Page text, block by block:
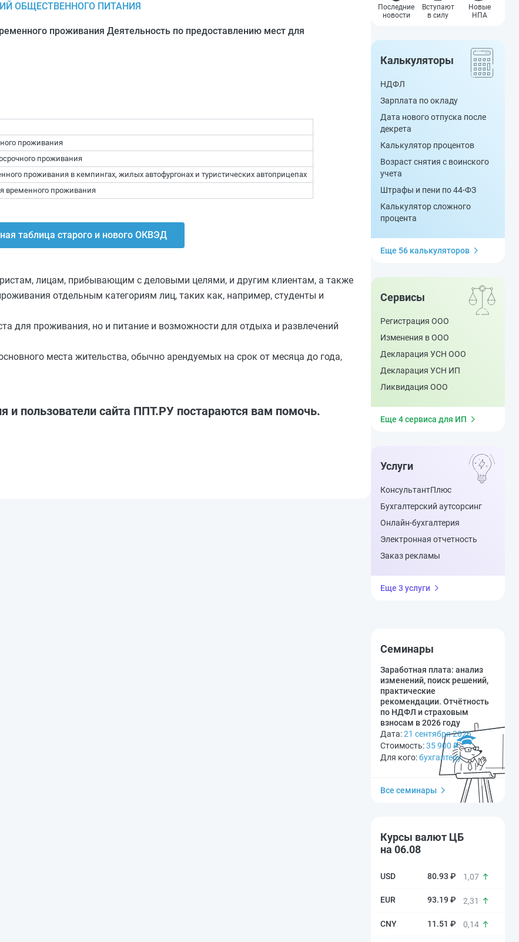
ОБЩЕСТВЕННОГО ПИТАНИЯ
проживания Деятельность по предоставлению мест для
проживания
проживания
проживания в кемпингах, жилых автофургонах и туристических автоприцепах
временного проживания
таблица старого и нового ОКВЭД
лицам, прибывающим с деловыми целями, и другим клиентам, а также
отдельным категориям лиц, таких как, например, студенты и
для проживания, но и питание и возможности для отдыха и развлечений
места жительства, обычно арендуемых на срок от месяца до года,
и пользователи сайта ППТ.РУ постараются вам помочь.
Последние
новости
Вступают
в силу
Новые
НПА
Калькуляторы
НДФЛ
Зарплата по окладу
Дата нового отпуска после
декрета
Калькулятор процентов
Возраст снятия с воинского
учета
Штрафы и пени по 44-ФЗ
Калькулятор сложного
процента
Еще 56 калькуляторов
Сервисы
Регистрация ООО
Изменения в ООО
Декларация УСН ООО
Декларация УСН ИП
Ликвидация ООО
Еще 4 сервиса для ИП
Услуги
КонсультантПлюс
Бухгалтерский аутсорсинг
Онлайн-бухгалтерия
Электронная отчетность
Заказ рекламы
Еще 3 услуги
Семинары
Заработная плата: анализ
изменений, поиск решений,
практические
рекомендации. Отчётность
по НДФЛ и страховым
взносам в 2026 году
Дата:21 сентября 2026
Стоимость:35 900 ₽
Для кого:бухгалтеру
Все семинары
Курсы валют ЦБ
на 06.08
80.93 ₽ 1,07
93.19 ₽ 2,31
11.51 ₽ 0,14